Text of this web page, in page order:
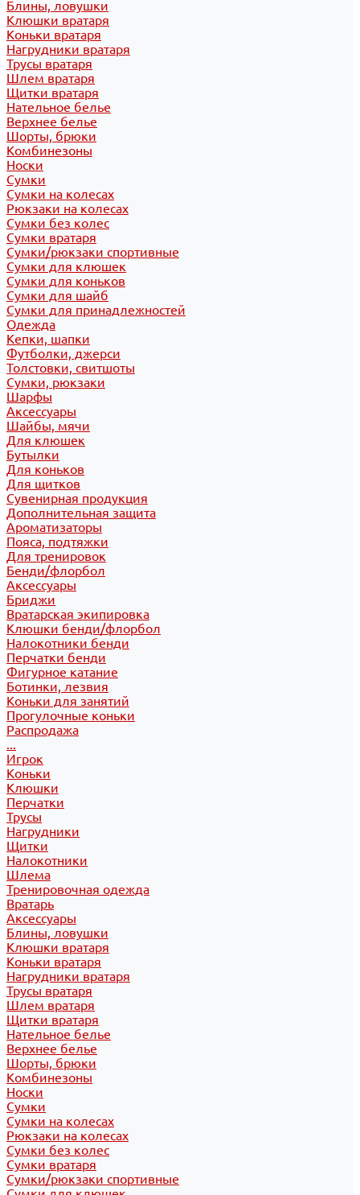
Блины, ловушки
Клюшки вратаря
Коньки вратаря
Нагрудники вратаря
Трусы вратаря
Шлем вратаря
Щитки вратаря
Нательное белье
Верхнее белье
Шорты, брюки
Комбинезоны
Носки
Сумки
Сумки на колесах
Рюкзаки на колесах
Сумки без колес
Сумки вратаря
Сумки/рюкзаки спортивные
Сумки для клюшек
Сумки для коньков
Сумки для шайб
Сумки для принадлежностей
Одежда
Кепки, шапки
Футболки, джерси
Толстовки, свитшоты
Сумки, рюкзаки
Шарфы
Аксессуары
Шайбы, мячи
Для клюшек
Бутылки
Для коньков
Для щитков
Сувенирная продукция
Дополнительная защита
Ароматизаторы
Пояса, подтяжки
Для тренировок
Бенди/флорбол
Аксессуары
Бриджи
Вратарская экипировка
Клюшки бенди/флорбол
Налокотники бенди
Перчатки бенди
Фигурное катание
Ботинки, лезвия
Коньки для занятий
Прогулочные коньки
Распродажа
...
Игрок
Коньки
Клюшки
Перчатки
Трусы
Нагрудники
Щитки
Налокотники
Шлема
Тренировочная одежда
Вратарь
Аксессуары
Блины, ловушки
Клюшки вратаря
Коньки вратаря
Нагрудники вратаря
Трусы вратаря
Шлем вратаря
Щитки вратаря
Нательное белье
Верхнее белье
Шорты, брюки
Комбинезоны
Носки
Сумки
Сумки на колесах
Рюкзаки на колесах
Сумки без колес
Сумки вратаря
Сумки/рюкзаки спортивные